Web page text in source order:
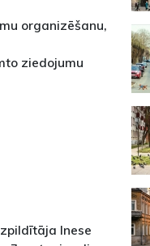
organizēšanu,
ziedojumu
Inese